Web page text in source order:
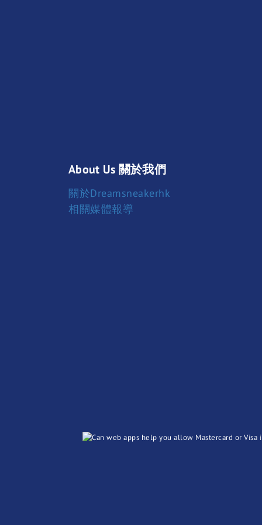
About Us 關於我們
關於Dreamsneakerhk
相關媒體報導